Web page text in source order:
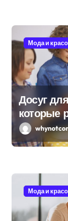
я
м
Мода и
Досуг
которые
Мода и